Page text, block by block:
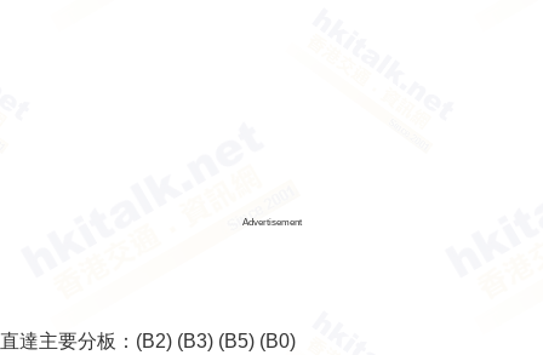
Advertisement
直達主要分板： (B2) (B3) (B5) (B0)